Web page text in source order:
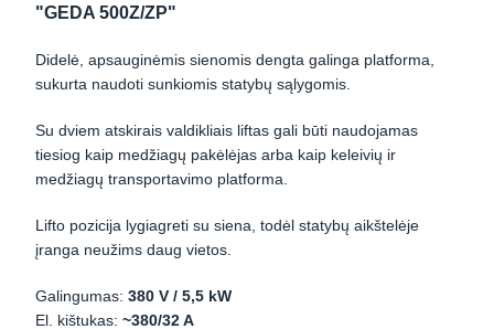
"GEDA 500Z/ZP"
Didelė, apsauginėmis sienomis dengta galinga platforma,
sukurta naudoti sunkiomis statybų sąlygomis.
Su dviem atskirais valdikliais liftas gali būti naudojamas
tiesiog kaip medžiagų pakėlėjas arba kaip keleivių ir
medžiagų transportavimo platforma.
Lifto pozicija lygiagreti su siena, todėl statybų aikštelėje
įranga neužims daug vietos.
Galingumas:380 V / 5,5 kW
El. kištukas:~380/32 A